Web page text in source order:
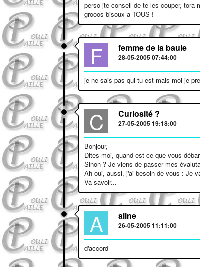
perso jte conseil de te les couper, tora
grooos bisoux a TOUS !
F femme de la baule
28-05-2005 07:44:00
je ne sais pas qui tu est mais moi je
C Curiosité ?
27-05-2005 19:18:00
Bonjour,
Dites moi, quand est ce que vous
Sinon ? Je viens de passer mes
Ah oui, aussi, j'ai besoin de vous : Je
Va savoir...
A aline
26-05-2005 11:11:00
d'accord